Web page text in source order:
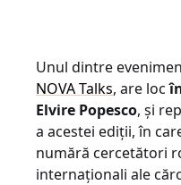
Unul dintre
NOVA Talks, are loc
Elvire Popesco, și
a acestei ediții, în
numără cercetători
internaționali ale